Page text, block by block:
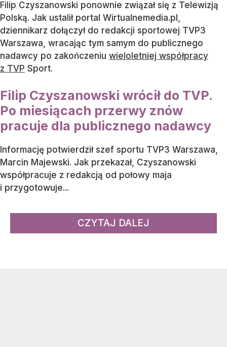
Filip Czyszanowski ponownie związał się z Telewizją
Polską. Jak ustalił portal Wirtualnemedia.pl,
dziennikarz dołączył do redakcji sportowej TVP3
Warszawa, wracając tym samym do publicznego
nadawcy po zakończeniu wieloletniej współpracy
z TVP Sport.
Filip Czyszanowski wrócił do TVP.
Po miesiącach przerwy znów
pracuje dla publicznego nadawcy
Informację potwierdził szef sportu TVP3 Warszawa,
Marcin Majewski. Jak przekazał, Czyszanowski
współpracuje z redakcją od połowy maja
i przygotowuje...
CZYTAJ DALEJ